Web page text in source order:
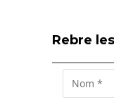
Rebre